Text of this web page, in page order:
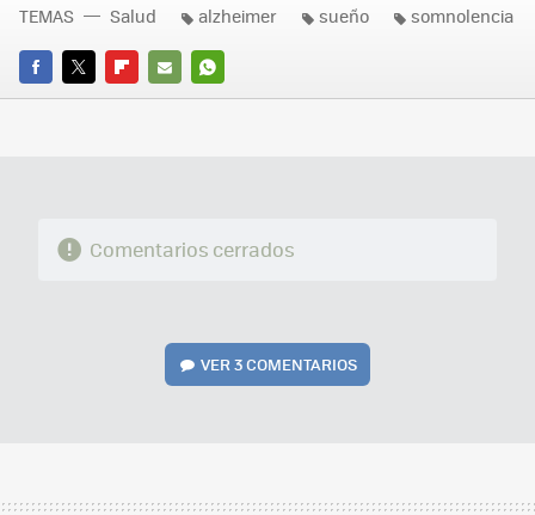
FACEBOOK
TWITTERFLIPBOARD
E-
WHATSAPP
TEMAS Salud alzheimer sueño somnolencia
Comentarios cerrados
VER3 COMENTARIOS